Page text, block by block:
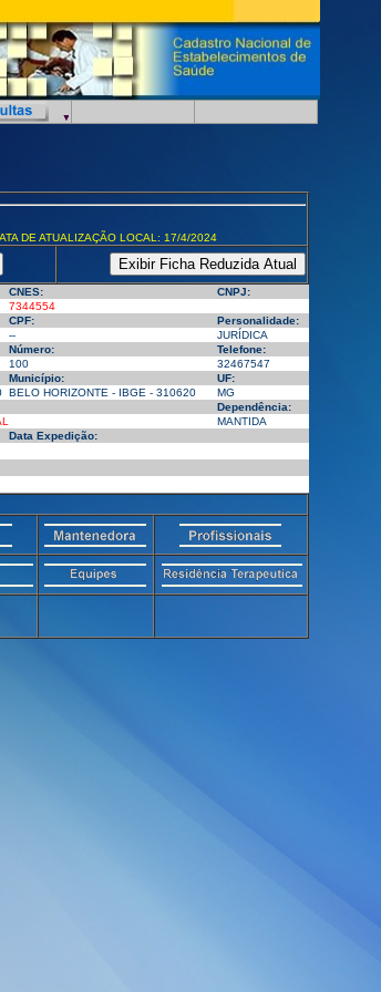
DE ATUALIZAÇÃO LOCAL: 17/4/2024
CNES:
CNPJ:
7344554
CPF:
Personalidade:
--
JURÍDICA
Número:
Telefone:
100
32467547
Município:
UF:
BELO HORIZONTE - IBGE - 310620
MG
Dependência:
MANTIDA
Data Expedição: